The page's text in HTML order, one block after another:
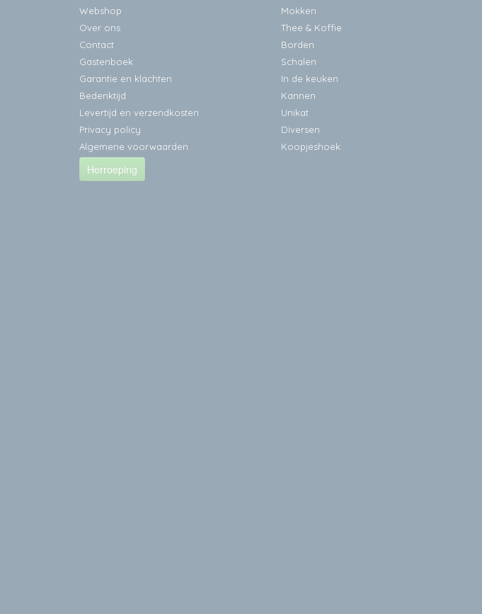
Webshop
Over ons
Contact
Gastenboek
Garantie en klachten
Bedenktijd
Levertijd en verzendkosten
Privacy policy
Algemene voorwaarden
Herroeping
Mokken
Thee & Koffie
Borden
Schalen
In de keuken
Kannen
Unikat
Diversen
Koopjeshoek